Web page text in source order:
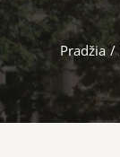
Pradžia /